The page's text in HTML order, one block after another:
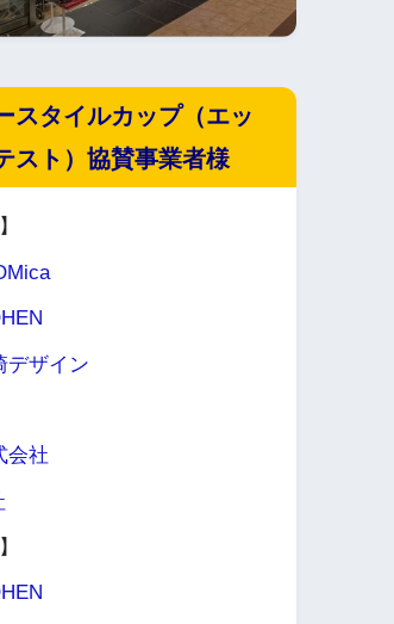
スタイルカップ（エッ
スト）協賛事業者様
デザイン
会社